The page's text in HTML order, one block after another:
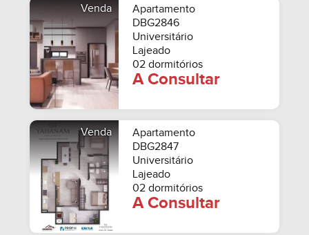
Venda
Apartamento
DBG2846
Universitário
Lajeado
02 dormitórios
A Consultar
Venda
Apartamento
DBG2847
Universitário
Lajeado
02 dormitórios
A Consultar